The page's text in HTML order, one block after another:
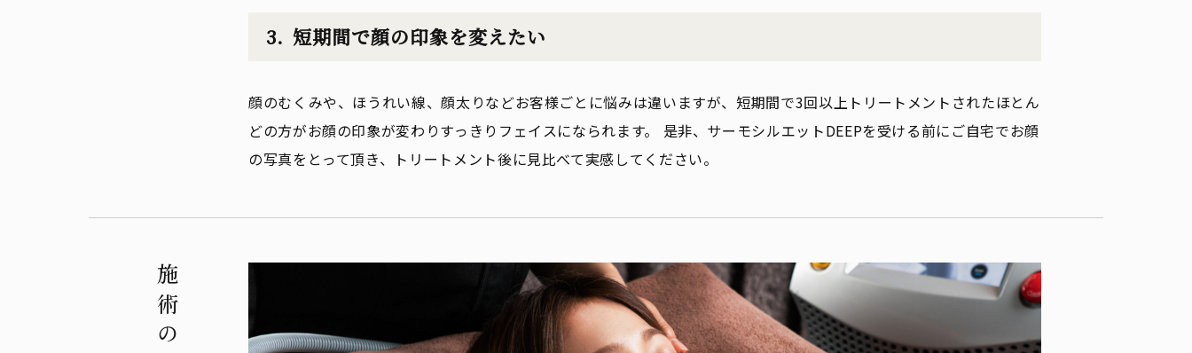
短期間で顔の印象を変えたい
顔のむくみや、ほうれい線、顔太りなどお客様ごとに悩みは違いますが、短期間で3回以上トリートメントされたほとん
どの方がお顔の印象が変わりすっきりフェイスになられます。 是非、サーモシルエットDEEPを受ける前にご自宅でお顔
の写真をとって頂き、トリートメント後に見比べて実感してください。